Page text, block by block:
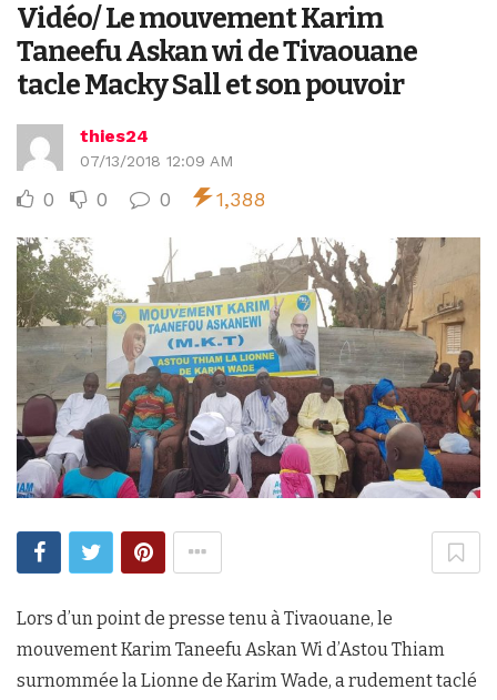
Vidéo/ Le mouvement Karim
Taneefu Askan wi de Tivaouane
tacle Macky Sall et son pouvoir
thies24
07/13/2018 12:09 AM
0 0 0 1,388
Lors d’un point de presse tenu à Tivaouane, le
mouvement Karim Taneefu Askan Wi d’Astou Thiam
surnommée la Lionne de Karim Wade, a rudement taclé